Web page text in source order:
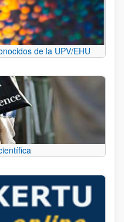
de la UPV/EHU